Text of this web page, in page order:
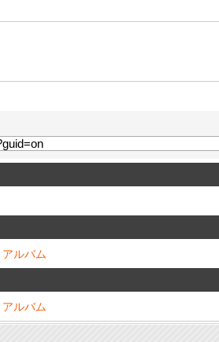
アルバム
アルバム